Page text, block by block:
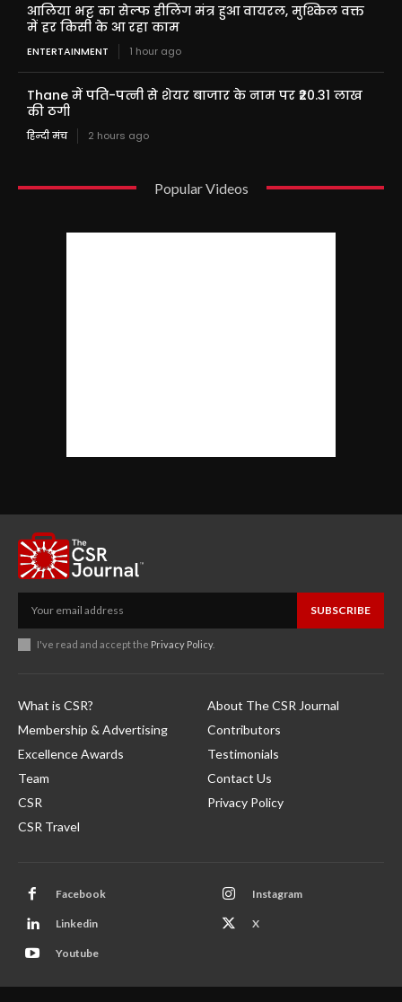
आलिया भट्ट का सेल्फ हीलिंग मंत्र हुआ वायरल, मुश्किल वक्त
में हर किसी के आ रहा काम
ENTERTAINMENT 1 hour ago
Thane में पति-पत्नी से शेयर बाजार के नाम पर ₹20.31 लाख
की ठगी
हिन्दी मंच 2 hours ago
Popular Videos
SUBSCRIBE
I've read and accept the Privacy Policy.
What is CSR?
Membership & Advertising
Excellence Awards
Team
CSR
CSR Travel
About The CSR Journal
Contributors
Testimonials
Contact Us
Privacy Policy
Facebook Instagram
Linkedin X
Youtube